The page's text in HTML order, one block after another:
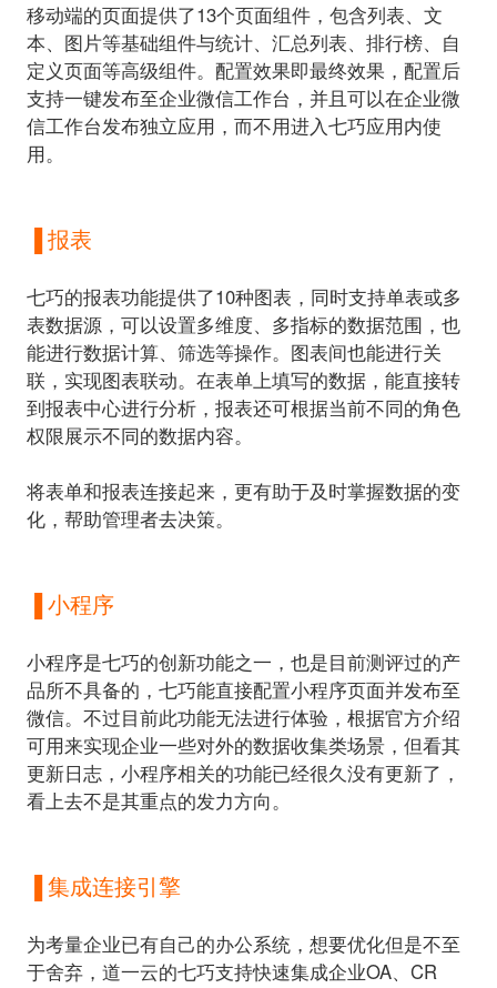
移动端的页面提供了13个页面组件，包含列表、文
本、图片等基础组件与统计、汇总列表、排行榜、自
定义页面等高级组件。配置效果即最终效果，配置后
支持一键发布至企业微信工作台，并且可以在企业微
信工作台发布独立应用，而不用进入七巧应用内使
用。
▐ 报表
七巧的报表功能提供了10种图表 ，同时支持单表或多
表数据源，可以设置多维度、多指标的数据范围，也
能进行数据计算、筛选等操作。图表间也能进行关
联，实现图表联动。在表单上填写的数据，能直接转
到报表中心进行分析，报表还可根据当前不同的角色
权限展示不同的数据内容。
将表单和报表连接起来，更有助于及时掌握数据的变
化，帮助管理者去决策。
▐ 小程序
小程序是七巧的创新功能之一， 也是目前测评过的产
品所不具备的，七巧能直接配置小程序页面并发布至
微信。不过目前此功能无法进行体验，根据官方介绍
可用来实现企业一些对外的数据收集类场景，但看其
更新日志，小程序相关的功能已经很久没有更新了，
看上去不是其重点的发力方向。
▐ 集成连接引擎
为考量企业已有自己的办公系统，想要优化但是不至
于舍弃，道一云的七巧支持快速集成企业OA、CR